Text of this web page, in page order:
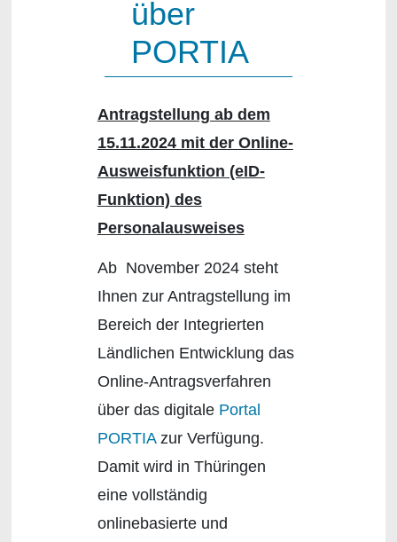
über
PORTIA
Antragstellung ab dem
15.11.2024 mit der Online-
Ausweisfunktion (eID-
Funktion) des
Personalausweises
Ab November 2024 steht
Ihnen zur Antragstellung im
Bereich der Integrierten
Ländlichen Entwicklung das
Online-Antragsverfahren
über das digitale Portal
PORTIAzur Verfügung.
Damit wird in Thüringen
eine vollständig
onlinebasierte und